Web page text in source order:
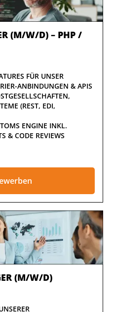
(M/W/D) – PHP /
FÜR UNSER
ANBINDUNGEN & APIS
(REST, EDI,
ENGINE INKL.
& CODE REVIEWS
(M/W/D)